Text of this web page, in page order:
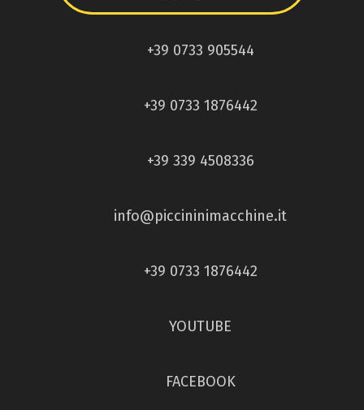
+39 0733 905544
+39 0733 1876442
+39 339 4508336
info@piccininimacchine.it
+39 0733 1876442
YOUTUBE
FACEBOOK